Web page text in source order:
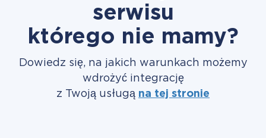
serwisu
którego nie mamy?
Dowiedz się, na jakich warunkach możemy
wdrożyć integrację
z Twoją usługą na tej stronie